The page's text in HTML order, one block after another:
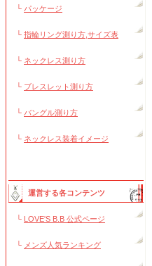
└ パッケージ
└ 指輪リング測り方,サイズ表
└ ネックレス測り方
└ ブレスレット測り方
└ バングル測り方
└ ネックレス装着イメージ
運営する各コンテンツ
└ LOVE'S B.B 公式ページ
└ メンズ人気ランキング